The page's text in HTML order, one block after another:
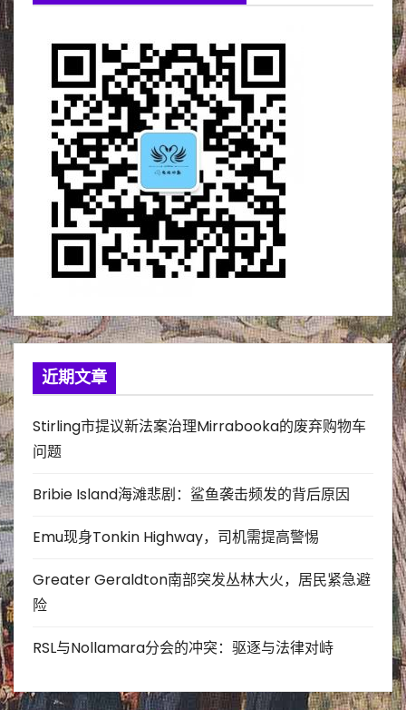
近期文章
Stirling市提议新法案治理Mirrabooka的废弃购物车
问题
Bribie Island海滩悲剧：鲨鱼袭击频发的背后原因
Emu现身Tonkin Highway，司机需提高警惕
Greater Geraldton南部突发丛林大火，居民紧急避
险
RSL与Nollamara分会的冲突：驱逐与法律对峙